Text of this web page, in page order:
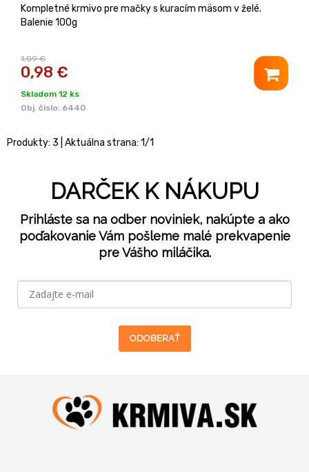
Kompletné krmivo pre mačky s kuracím mäsom v želé.
Balenie 100g
1,09 €
0,98 €
Skladom 12 ks
Obj. čislo: 6440
Produkty: 3 | Aktuálna strana: 1/1
DARČEK K NÁKUPU
Prihláste sa na odber noviniek, nakúpte a ako
poďakovanie Vám pošleme malé prekvapenie
pre Vášho miláčika.
ODOBERAŤ